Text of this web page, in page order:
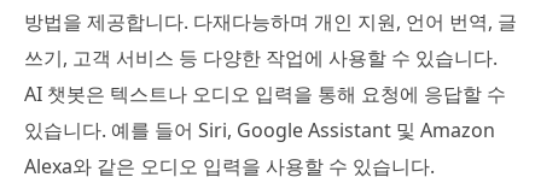
방법을 제공합니다. 다재다능하며 개인 지원, 언어 번역, 글
쓰기, 고객 서비스 등 다양한 작업에 사용할 수 있습니다.
AI 챗봇은 텍스트나 오디오 입력을 통해 요청에 응답할 수
있습니다. 예를 들어 Siri, Google Assistant 및 Amazon
Alexa와 같은 오디오 입력을 사용할 수 있습니다.